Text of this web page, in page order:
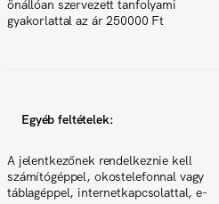
önállóan szervezett tanfolyami
gyakorlattal az ár 250000 Ft
Egyéb feltételek:
A jelentkezőnek rendelkeznie kell
számítógéppel, okostelefonnal vagy
táblagéppel, internetkapcsolattal, e-